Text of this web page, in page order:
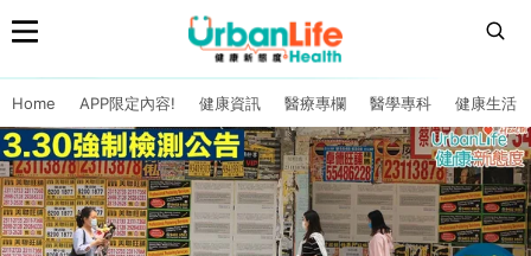
Home APP限定內容! 健康資訊 醫療專欄 醫學專科 健康生活